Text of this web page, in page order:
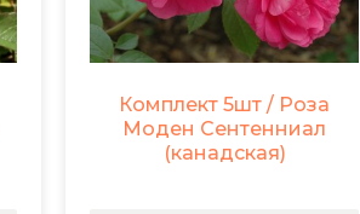
Комплект 5шт / Роза
Моден Сентенниал
(канадская)